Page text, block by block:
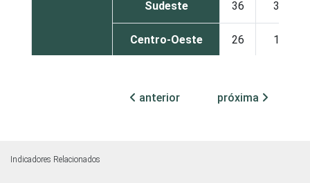
Sudeste 36 3
Centro-Oeste 26 1
patronais,
17
anterior próxima
Indicadores Relacionados